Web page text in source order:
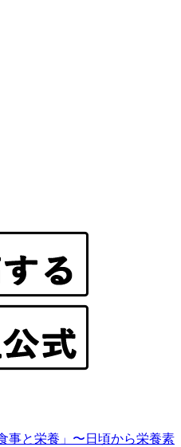
事と栄養」〜日頃から栄養素